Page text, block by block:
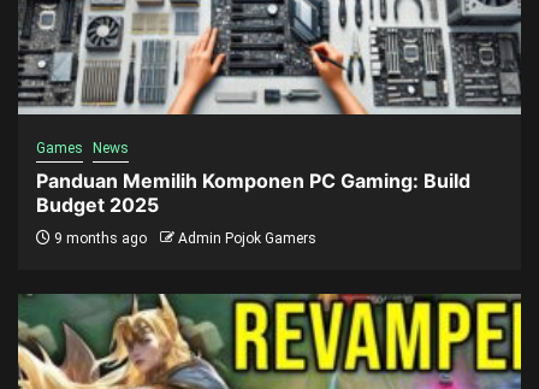
Games News
Panduan Memilih Komponen PC Gaming: Build
Budget 2025
9 months ago Admin Pojok Gamers